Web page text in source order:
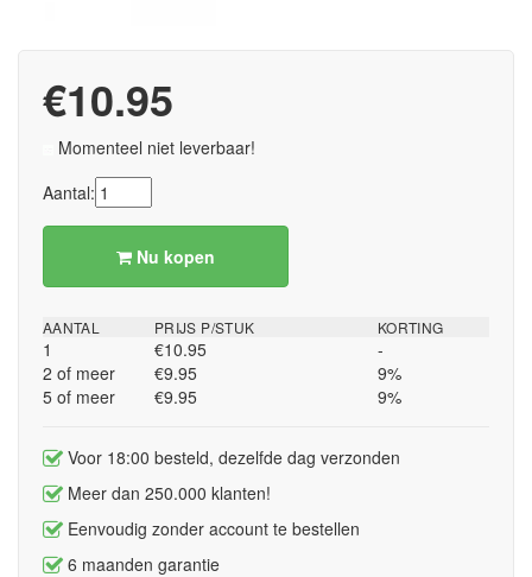
€10.95
Momenteel niet leverbaar!
Aantal:
Nu kopen
AANTAL
1
2 of meer
5 of meer
PRIJS P/STUK
€10.95
€9.95
€9.95
KORTING
-
9%
9%
Voor 18:00 besteld, dezelfde dag verzonden
Meer dan 250.000 klanten!
Eenvoudig zonder account te bestellen
6 maanden garantie